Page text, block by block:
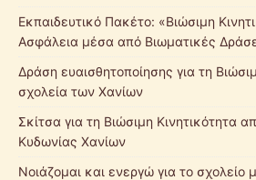
Εκπαιδευτικό Πακέτο: «Βιώσιμη
Ασφάλεια μέσα από Βιωματικές
Δράση ευαισθητοποίησης για τη
σχολεία των Χανίων
Σκίτσα για τη Βιώσιμη Κινητικότητα
Κυδωνίας Χανίων
Νοιάζομαι και ενεργώ για το